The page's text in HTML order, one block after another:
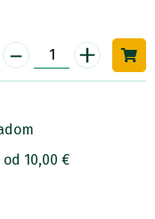
- +
10,00 €